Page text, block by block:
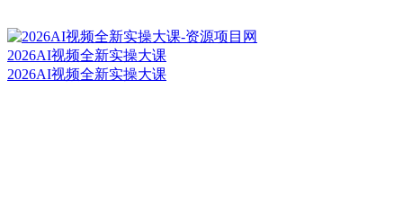
2026AI视频全新实操大课
2026AI视频全新实操大课